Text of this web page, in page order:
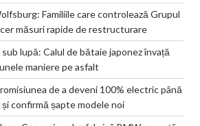
Familiile care controlează Grupul
măsuri rapide de restructurare
lupă: Calul de bătaie japonez învață
maniere pe asfalt
de a deveni 100% electric până
confirmă șapte modele noi